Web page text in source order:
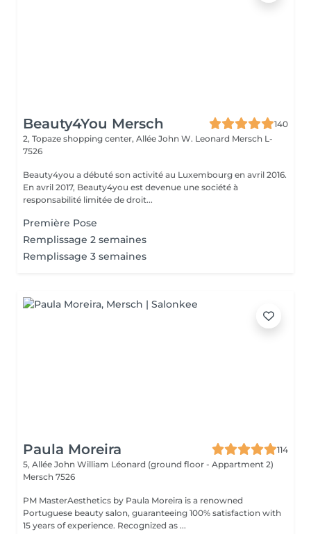
Beauty4You Mersch
140
2, Topaze shopping center, Allée John W. Leonard Mersch L-
7526
Beauty4you a débuté son activité au Luxembourg en avril 2016.
En avril 2017, Beauty4you est devenue une société à
responsabilité limitée de droit...
Première Pose
Remplissage 2 semaines
Remplissage 3 semaines
Paula Moreira
114
5, Allée John William Léonard (ground floor - Appartment 2)
Mersch 7526
PM MasterAesthetics by Paula Moreira is a renowned
Portuguese beauty salon, guaranteeing 100% satisfaction with
15 years of experience. Recognized as ...